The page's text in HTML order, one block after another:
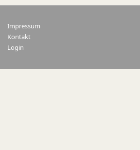
Impressum
Kontakt
Login